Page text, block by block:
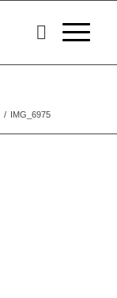
/ IMG_6975